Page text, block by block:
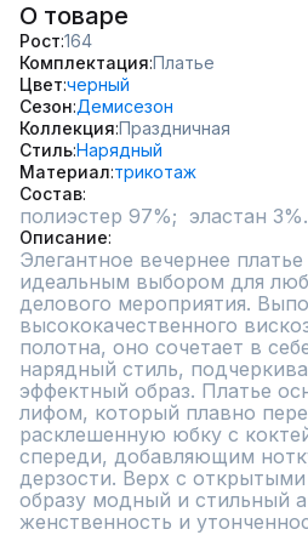
О товаре
Рост 164
Комплектация Платье
Цвет черный
Сезон Демисезон
Коллекция Праздничная
СтильНарядный
Материал трикотаж
Состав
полиэстер 97%;  эластан 3%.
Описание
Элегантное вечернее
идеальным выбором для
делового мероприятия.
высококачественного
полотна, оно сочетает в
нарядный стиль,
эффектный образ. Платье
лифом, который плавно
расклешенную юбку с
спереди, добавляющим
дерзости. Верх с
образу модный и стильный
женственность и